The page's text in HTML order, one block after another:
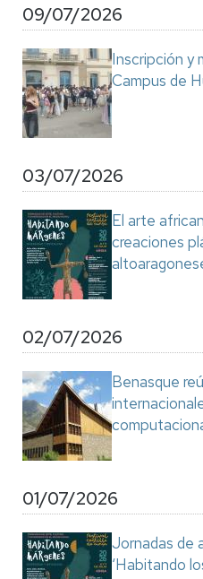
09/07/2026
Inscripción y
Campus de
03/07/2026
El arte
creaciones
02/07/2026
Benasque
01/07/2026
Jornadas de
‘Habitando